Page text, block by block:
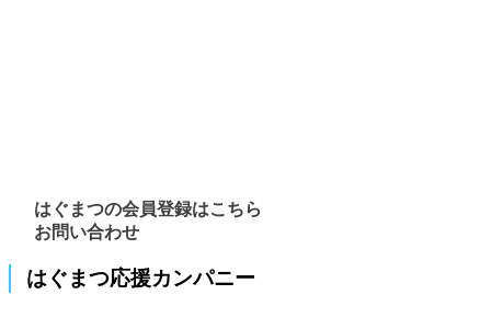
はぐまつの会員登録はこちら
お問い合わせ
はぐまつ応援カンパニー